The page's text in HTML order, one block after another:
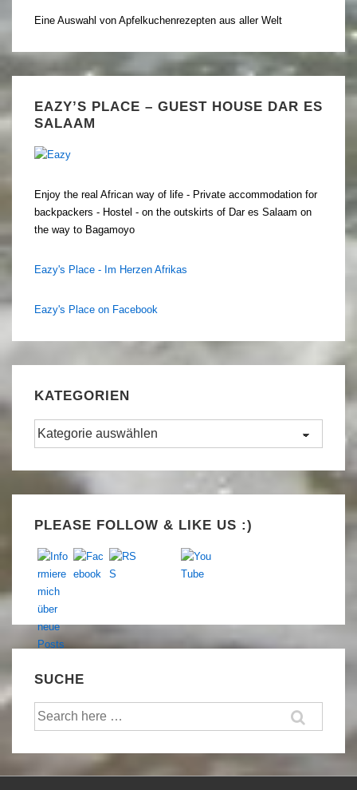
Eine Auswahl von Apfelkuchenrezepten aus aller Welt
EAZY’S PLACE – GUEST HOUSE DAR ES
SALAAM
Enjoy the real African way of life - Private accommodation for
backpackers - Hostel - on the outskirts of Dar es Salaam on
the way to Bagamoyo
Eazy's Place - Im Herzen Afrikas
Eazy's Place on Facebook
KATEGORIEN
Kategorien
PLEASE FOLLOW & LIKE US :)
SUCHE
Suche
nach: